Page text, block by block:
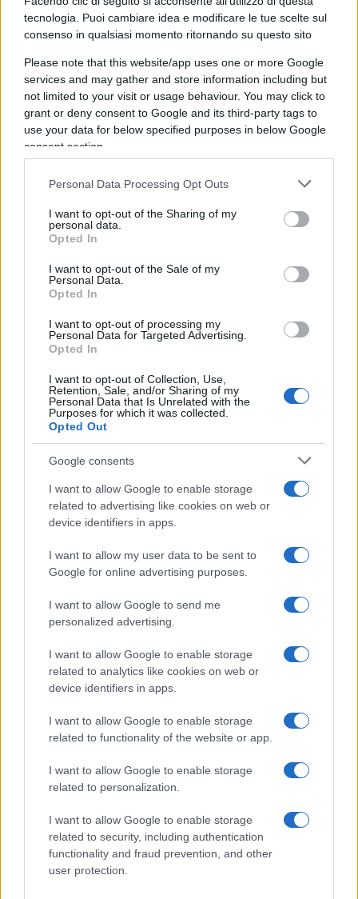
tecnologia. Puoi cambiare idea e modificare le tue scelte sul
consenso in qualsiasi momento ritornando su questo sito
Please note that this website/app uses one or more Google
services and may gather and store information including but
not limited to your visit or usage behaviour. You may click to
grant or deny consent to Google and its third-party tags to
use your data for below specified purposes in below Google
consent section.
Personal Data Processing Opt Outs
I want to opt-out of the Sharing of my
personal data.
Opted In
I want to opt-out of the Sale of my
Personal Data.
Opted In
I want to opt-out of processing my
Personal Data for Targeted Advertising.
Opted In
I want to opt-out of Collection, Use,
Retention, Sale, and/or Sharing of my
Personal Data that Is Unrelated with the
Purposes for which it was collected.
Opted Out
Google consents
I want to allow Google to enable storage
related to advertising like cookies on web or
device identifiers in apps.
I want to allow my user data to be sent to
Google for online advertising purposes.
I want to allow Google to send me
personalized advertising.
I want to allow Google to enable storage
related to analytics like cookies on web or
device identifiers in apps.
I want to allow Google to enable storage
related to functionality of the website or app.
I want to allow Google to enable storage
related to personalization.
I want to allow Google to enable storage
related to security, including authentication
functionality and fraud prevention, and other
user protection.
più del 20% nelle aziende tecnologiche FAAMG
(abbiamo già spiegato a quali cinque aziende si
riferisce questo acronimo) hanno fatto meglio dei
fondi che hanno investito meno del 10%. Quella
che può essere scambiata come particolare abilità
in un dato mercato – fondi per grandi aree
geografiche o per settori come la sanità o il lusso
– spesso non è altro che l’effetto del peso,
maggiore o minore, dei titoli tecnologici nel
portafoglio.
con le grandi tendenze sono proficui ed è bene
seguirli. Diverso è il caso di suggerimenti centrati
sui singoli titoli, indipendentemente dalle grandi
linee di tendenza di cui si è appena parlato. In
un dato titolo come cavallo vincente è bene, il più
delle volte, per lo meno diffidare. Persino gli
esperti gestori di fondi che cercano di battere
tutto il mercato fanno fatica a raggiungere
quest’obiettivo. Ed è comprensibile perché sul
mercato c’è troppo “rumore”, troppa complessità,
troppa incertezza (pensate all’irrompere del
società e comparti) per riuscire a individuare la
singola azienda che, di per sé (non perché
appartenenti a un trend vincente come la
tecnologia o la salute), farà meglio di tutto il
Consideriamo per esempio la percentuale dei
fondi comuni europei che, nel periodo 2010-2020,
hanno battuto l’indice di riferimento (total return
in euro). La media degli azionari è deludente: 34%
negli ultimi 10 anni. Certo, si può sperare di
riuscire a dare fiducia a proprio a uno di quei
fondi che battono l’indice. E tuttavia le probabilità